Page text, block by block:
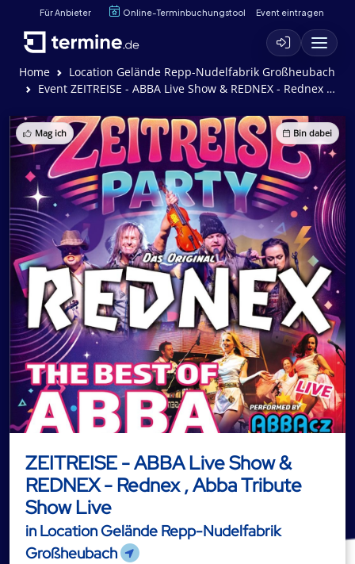
Für Anbieter Online-Terminbuchungstool Event eintragen
Home
Location Gelände Repp-Nudelfabrik Großheubach
Event ZEITREISE - ABBA Live Show & REDNEX - Rednex , Abba Tribute Show Live
Mag ich Bin dabei
ZEITREISE - ABBA Live Show &
REDNEX - Rednex , Abba Tribute
Show Live
in Location Gelände Repp-Nudelfabrik
Großheubach